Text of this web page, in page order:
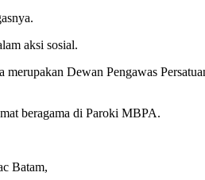
aksi sosial.
Dewan Pengawas
beragama di Paroki MBPA.
Batam,